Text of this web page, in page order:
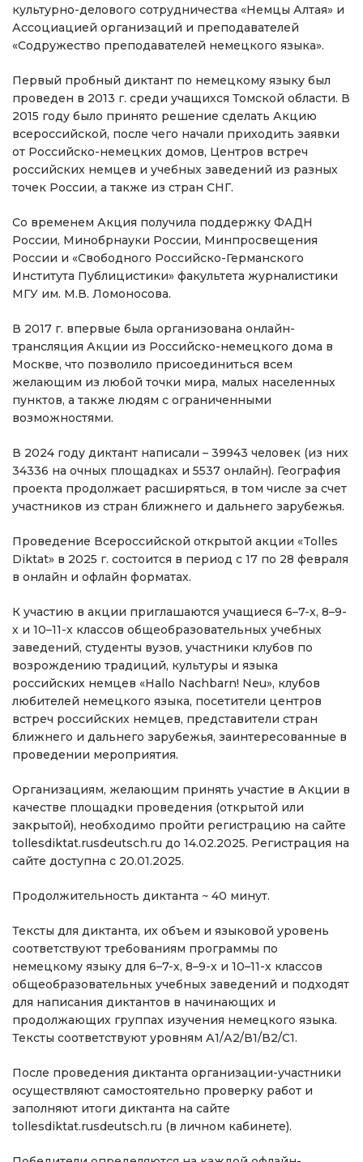
культурно-делового сотрудничества «Немцы Алтая» и
Ассоциацией организаций и преподавателей
«Содружество преподавателей немецкого языка».
Первый пробный диктант по немецкому языку был
проведен в 2013 г. среди учащихся Томской области. В
2015 году было принято решение сделать Акцию
всероссийской, после чего начали приходить заявки
от Российско-немецких домов, Центров встреч
российских немцев и учебных заведений из разных
точек России, а также из стран СНГ.
Со временем Акция получила поддержку ФАДН
России, Минобрнауки России, Минпросвещения
России и «Свободного Российско-Германского
Института Публицистики» факультета журналистики
МГУ им. М.В. Ломоносова.
В 2017 г. впервые была организована онлайн-
трансляция Акции из Российско-немецкого дома в
Москве, что позволило присоединиться всем
желающим из любой точки мира, малых населенных
пунктов, а также людям с ограниченными
возможностями.
В 2024 году диктант написали – 39943 человек (из них
34336 на очных площадках и 5537 онлайн). География
проекта продолжает расширяться, в том числе за счет
участников из стран ближнего и дальнего зарубежья.
Проведение Всероссийской открытой акции «Tolles
Diktat» в 2025 г. состоится в период с 17 по 28 февраля
в онлайн и офлайн форматах.
К участию в акции приглашаются учащиеся 6–7-х, 8–9-
х и 10–11-х классов общеобразовательных учебных
заведений, студенты вузов, участники клубов по
возрождению традиций, культуры и языка
российских немцев «Hallo Nachbarn! Neu», клубов
любителей немецкого языка, посетители центров
встреч российских немцев, представители стран
ближнего и дальнего зарубежья, заинтересованные в
проведении мероприятия.
Организациям, желающим принять участие в Акции в
качестве площадки проведения (открытой или
закрытой), необходимо пройти регистрацию на сайте
tollesdiktat.rusdeutsch.ru до 14.02.2025. Регистрация на
сайте доступна с 20.01.2025.
Продолжительность диктанта ~ 40 минут.
Тексты для диктанта, их объем и языковой уровень
соответствуют требованиям программы по
немецкому языку для 6–7-х, 8–9-х и 10–11-х классов
общеобразовательных учебных заведений и подходят
для написания диктантов в начинающих и
продолжающих группах изучения немецкого языка.
Тексты соответствуют уровням А1/А2/В1/В2/С1.
После проведения диктанта организации-участники
осуществляют самостоятельно проверку работ и
заполняют итоги диктанта на сайте
tollesdiktat.rusdeutsch.ru (в личном кабинете).